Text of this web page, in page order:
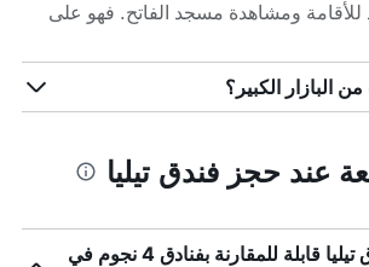
للأقامة ومشاهدة مسجد الفاتح. فهو على
البازار الكبير؟
عند حجز فندق تيليا
هل الأسعار في فندق تيليا قابلة للمقارنة بفنادق 4 نجوم في